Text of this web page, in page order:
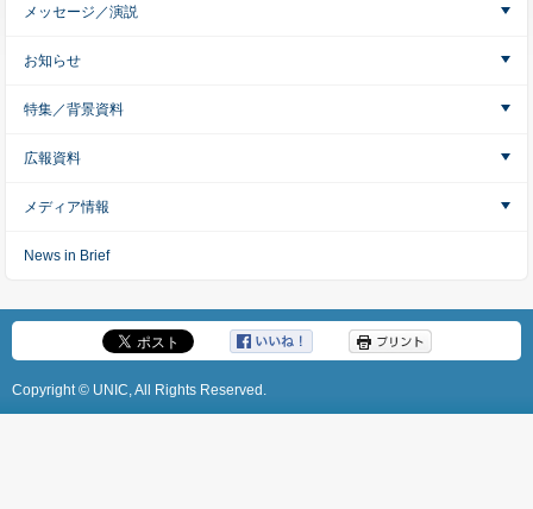
メッセージ／演説
お知らせ
特集／背景資料
広報資料
メディア情報
News in Brief
Copyright © UNIC, All Rights Reserved.